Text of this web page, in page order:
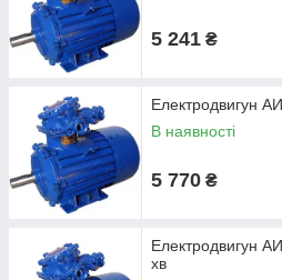
5 241 ₴
Електродвигун
В наявності
5 770 ₴
Електродвигун
хв